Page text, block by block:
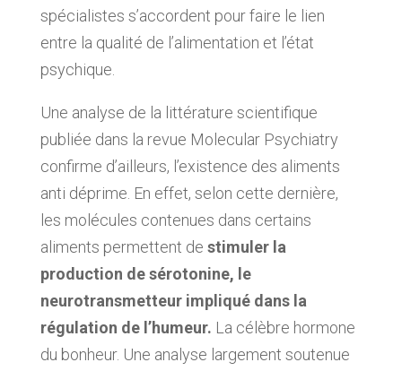
spécialistes s’accordent pour faire le lien
entre la qualité de l’alimentation et l’état
psychique.
Une analyse de la littérature scientifique
publiée dans la revue Molecular Psychiatry
confirme d’ailleurs, l’existence des aliments
anti déprime. En effet, selon cette dernière,
les molécules contenues dans certains
aliments permettent de stimuler la
production de sérotonine, le
neurotransmetteur impliqué dans la
régulation de l’humeur. La célèbre hormone
du bonheur. Une analyse largement soutenue